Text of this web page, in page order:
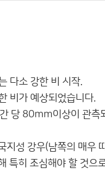
다소 강한 비 시작.
비가 예상되었습니다.
당 80mm이상이 관측
성 강우(남쪽의 매우
특히 조심해야 할 것으